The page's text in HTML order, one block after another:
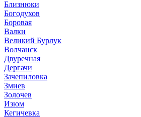
Близнюки
Богодухов
Боровая
Валки
Великий Бурлук
Волчанск
Двуречная
Дергачи
Зачепиловка
Змиев
Золочев
Изюм
Кегичевка